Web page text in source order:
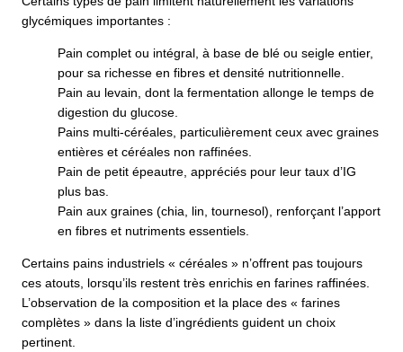
glycémiques importantes :
Pain complet ou intégral, à base de blé ou seigle entier,
pour sa richesse en fibres et densité nutritionnelle.
Pain au levain, dont la fermentation allonge le temps de
digestion du glucose.
Pains multi-céréales, particulièrement ceux avec graines
entières et céréales non raffinées.
Pain de petit épeautre, appréciés pour leur taux d’IG
plus bas.
Pain aux graines (chia, lin, tournesol), renforçant l’apport
en fibres et nutriments essentiels.
Certains pains industriels « céréales » n’offrent pas toujours
ces atouts, lorsqu’ils restent très enrichis en farines raffinées.
L’observation de la composition et la place des « farines
complètes » dans la liste d’ingrédients guident un choix
pertinent.